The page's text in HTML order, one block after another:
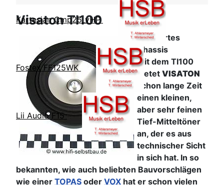
Kartesian Cmp25_vHP
Fostex FF125WK
Lii Audio F15
Visaton TI100
Bewährtes
Chassis
Mit dem TI100
bietet VISATON
schon lange Zeit
einen kleinen,
aber sehr feinen
Tief-Mitteltöner
an, der es aus
technischer Sicht
in sich hat. In so
bekannten, wie auch beliebten Bauvorschlägen
wie einer TOPAS oder VOX hat er schon vielen